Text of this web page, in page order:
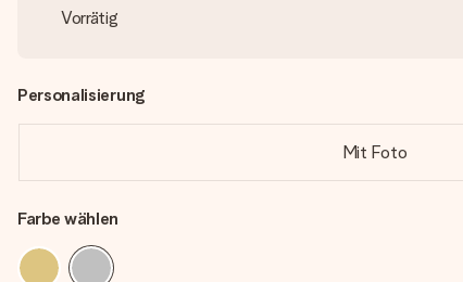
Vorrätig
Personalisierung
Mit Foto
Farbe wählen